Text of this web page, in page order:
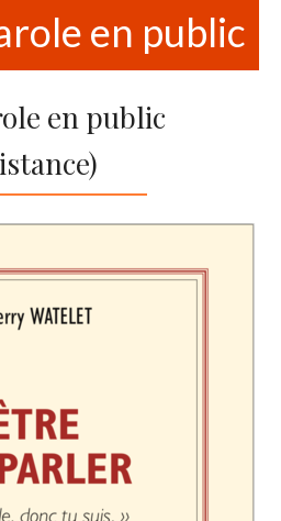
en public
en public